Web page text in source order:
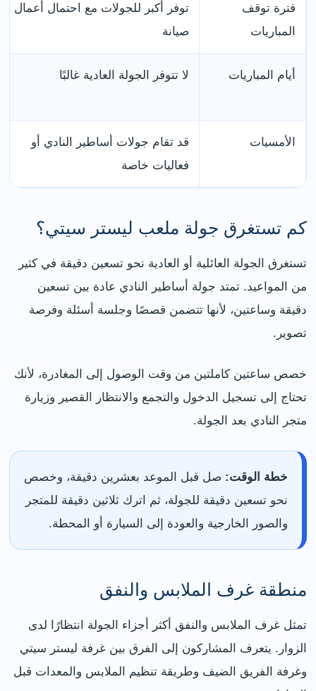
فترة توقف
المباريات
توفر أكبر للجولات مع احتمال أعمال
صيانة
أيام المباريات لا تتوفر الجولة العادية غالبًا
الأمسيات
قد تقام جولات أساطير النادي أو
فعاليات خاصة
كم تستغرق جولة ملعب ليستر سيتي؟
تستغرق الجولة العائلية أو العادية نحو تسعين دقيقة في كثير
من المواعيد. تمتد جولة أساطير النادي عادة بين تسعين
دقيقة وساعتين، لأنها تتضمن قصصًا وجلسة أسئلة وفرصة
تصوير.
خصص ساعتين كاملتين من وقت الوصول إلى المغادرة، لأنك
تحتاج إلى تسجيل الدخول والتجمع والانتظار القصير وزيارة
متجر النادي بعد الجولة.
خطة الوقت: صل قبل الموعد بعشرين دقيقة، وخصص
نحو تسعين دقيقة للجولة، ثم اترك ثلاثين دقيقة للمتجر
والصور الخارجية والعودة إلى السيارة أو المحطة.
منطقة غرف الملابس والنفق
تمثل غرف الملابس والنفق أكثر أجزاء الجولة انتظارًا لدى
الزوار. يتعرف المشاركون إلى الفرق بين غرفة ليستر سيتي
وغرفة الفريق الضيف وطريقة تنظيم الملابس والمعدات قبل